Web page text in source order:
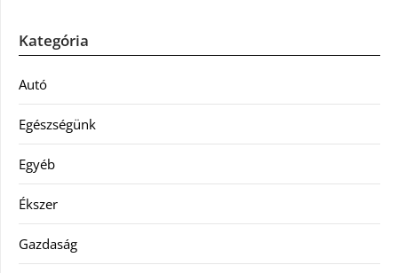
Kategória
Autó
Egészségünk
Egyéb
Ékszer
Gazdaság